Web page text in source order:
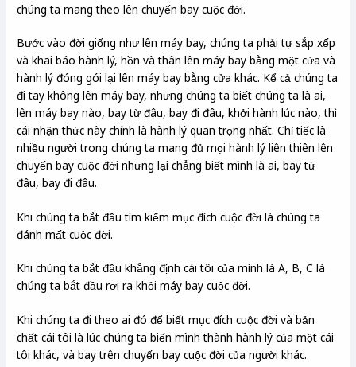
chúng ta mang theo lên chuyến bay cuộc đời.
Bước vào đời giống như lên máy bay, chúng ta phải tự sắp xếp
và khai báo hành lý, hồn và thân lên máy bay bằng một cửa và
hành lý đóng gói lại lên máy bay bằng cửa khác. Kể cả chúng ta
đi tay không lên máy bay, nhưng chúng ta biết chúng ta là ai,
lên máy bay nào, bay từ đâu, bay đi đâu, khởi hành lúc nào, thì
cái nhận thức này chính là hành lý quan trọng nhất. Chỉ tiếc là
nhiều người trong chúng ta mang đủ mọi hành lý liên thiên lên
chuyến bay cuộc đời nhưng lại chẳng biết mình là ai, bay từ
đâu, bay đi đâu.
Khi chúng ta bắt đầu tìm kiếm mục đích cuộc đời là chúng ta
đánh mất cuộc đời.
Khi chúng ta bắt đầu khẳng định cái tôi của mình là A, B, C là
chúng ta bắt đầu rơi ra khỏi máy bay cuộc đời.
Khi chúng ta đi theo ai đó để biết mục đích cuộc đời và bản
chất cái tôi là lúc chúng ta biến mình thành hành lý của một cái
tôi khác, và bay trên chuyến bay cuộc đời của người khác.